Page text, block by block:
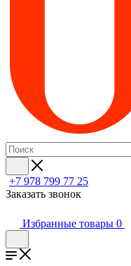
+7 978 799 77 25
Заказать звонок
Избранные товары 0